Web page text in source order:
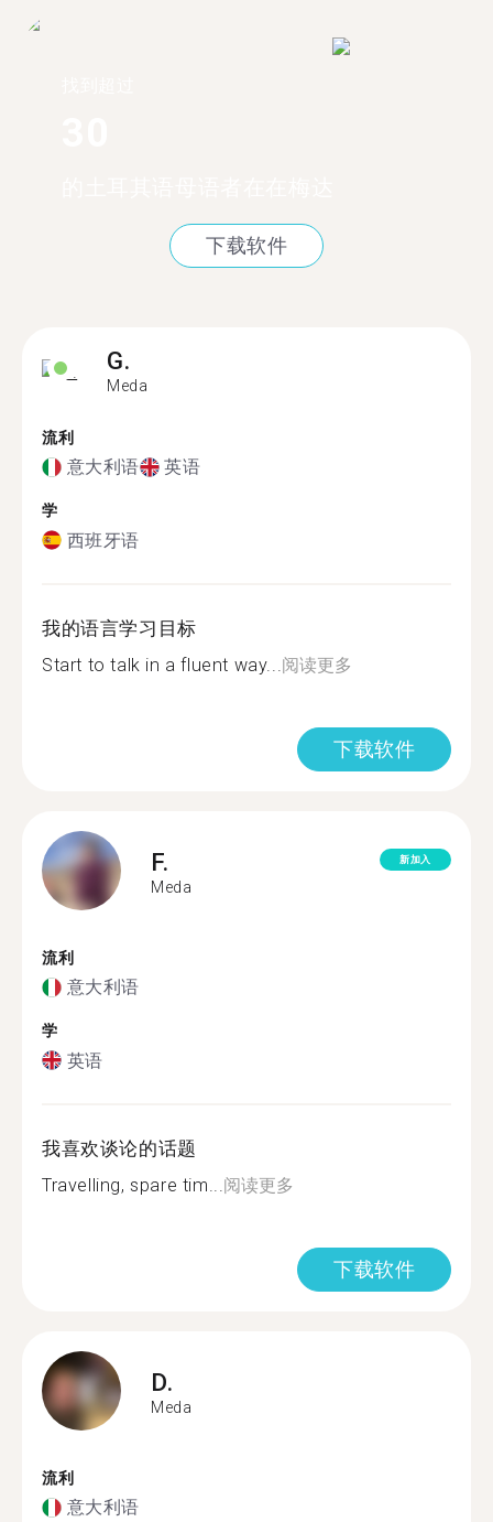
下载软件
G.
Meda
流利
意大利语 英语
学
西班牙语
我的语言学习目标
Start to talk in a fluent way... 阅读更多
下载软件
F.
Meda
新加入
流利
意大利语
学
英语
我喜欢谈论的话题
Travelling, spare tim... 阅读更多
下载软件
D.
Meda
流利
意大利语